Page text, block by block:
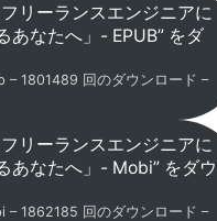
リーランスエンジニアに
あなたへ」- EPUB” をダ
– 1801489 回のダウンロード –
リーランスエンジニアに
あなたへ」- Mobi” をダウ
– 1862185 回のダウンロード –